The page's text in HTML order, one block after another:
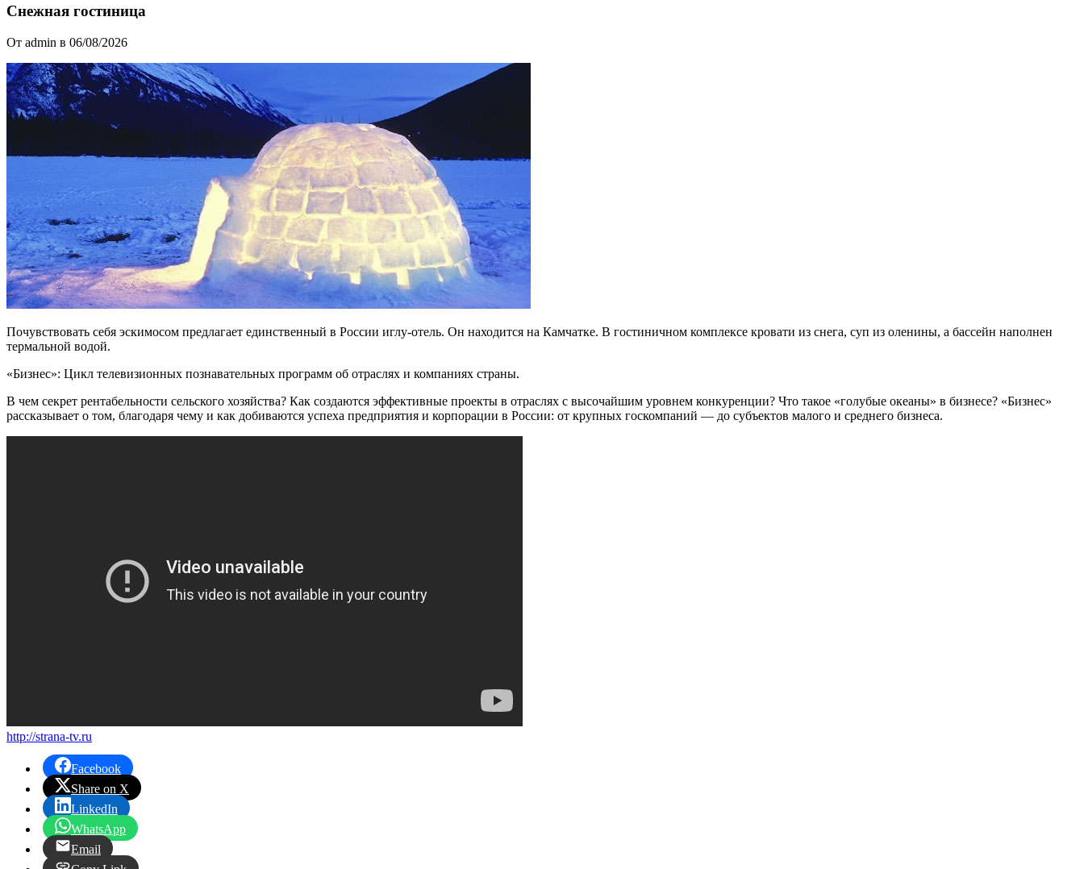
Снежная гостиница
От admin в 06/08/2026
Почувствовать себя эскимосом предлагает единственный в России иглу-отель. Он находится на Камчатке. В гостиничном комплексе кровати из снега, суп из оленины, а бассейн наполнен
термальной водой.
«Бизнес»: Цикл телевизионных познавательных программ об отраслях и компаниях страны.
В чем секрет рентабельности сельского хозяйства? Как создаются эффективные проекты в отраслях с высочайшим уровнем конкуренции? Что такое «голубые океаны» в бизнесе? «Бизнес»
рассказывает о том, благодаря чему и как добиваются успеха предприятия и корпорации в России: от крупных госкомпаний — до субъектов малого и среднего бизнеса.
http://strana-tv.ru
Facebook
Share on X
LinkedIn
WhatsApp
Email